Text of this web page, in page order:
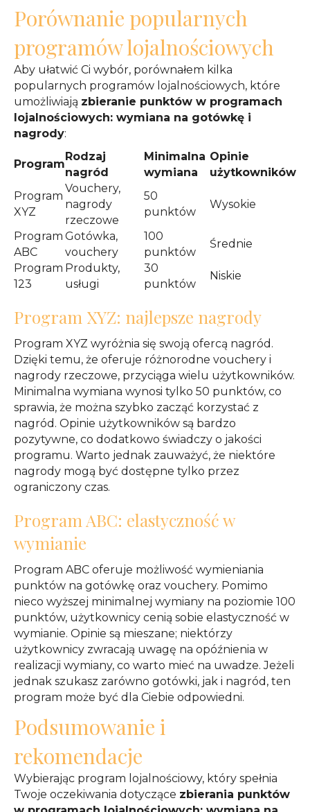
Porównanie popularnych
programów lojalnościowych
Aby ułatwić Ci wybór, porównałem kilka
popularnych programów lojalnościowych, które
umożliwiają zbieranie punktów w programach
lojalnościowych: wymiana na gotówkę i
nagrody:
Program
Rodzaj
nagród
Minimalna
wymiana
Opinie
użytkowników
Program
XYZ
Vouchery,
nagrody
rzeczowe
50
punktów
Wysokie
Program
ABC
Gotówka,
vouchery
100
punktów
Średnie
Program
123
Produkty,
usługi
30
punktów
Niskie
Program XYZ: najlepsze nagrody
Program XYZ wyróżnia się swoją ofercą nagród.
Dzięki temu, że oferuje różnorodne vouchery i
nagrody rzeczowe, przyciąga wielu użytkowników.
Minimalna wymiana wynosi tylko 50 punktów, co
sprawia, że można szybko zacząć korzystać z
nagród. Opinie użytkowników są bardzo
pozytywne, co dodatkowo świadczy o jakości
programu. Warto jednak zauważyć, że niektóre
nagrody mogą być dostępne tylko przez
ograniczony czas.
Program ABC: elastyczność w
wymianie
Program ABC oferuje możliwość wymieniania
punktów na gotówkę oraz vouchery. Pomimo
nieco wyższej minimalnej wymiany na poziomie 100
punktów, użytkownicy cenią sobie elastyczność w
wymianie. Opinie są mieszane; niektórzy
użytkownicy zwracają uwagę na opóźnienia w
realizacji wymiany, co warto mieć na uwadze. Jeżeli
jednak szukasz zarówno gotówki, jak i nagród, ten
program może być dla Ciebie odpowiedni.
Podsumowanie i
rekomendacje
Wybierając program lojalnościowy, który spełnia
Twoje oczekiwania dotyczące zbierania punktów